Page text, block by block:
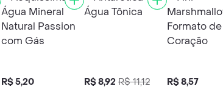
R$ 5,20 R$ 8,92 R$ 11,12 R$ 8,57